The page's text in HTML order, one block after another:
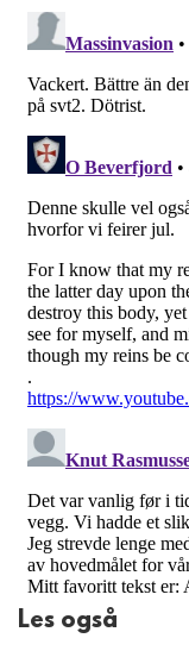
Les også